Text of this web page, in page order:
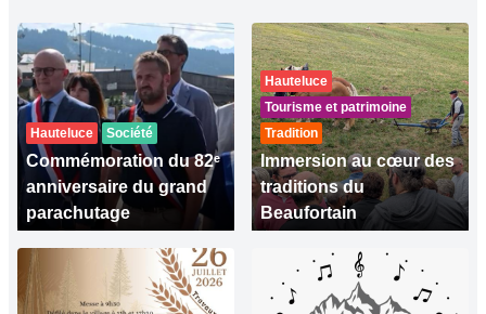
Hauteluce Société
Commémoration du 82ᵉ
anniversaire du grand
parachutage
Hauteluce
Tourisme et patrimoine
Tradition
Immersion au cœur des
traditions du
Beaufortain